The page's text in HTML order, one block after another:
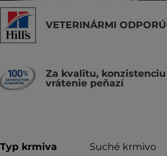
VETERINÁRMI
Za kvalitu,
vrátenie peňazí
Typ krmiva Suché krmivo